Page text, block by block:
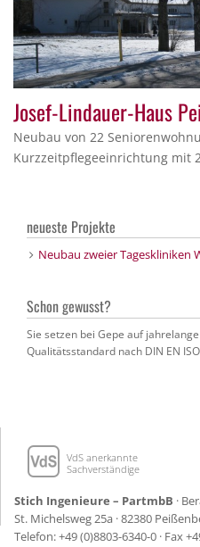
Josef-Lindauer-Haus
Neubau von 22
Kurzzeitpflegeeinrichtung mit
neueste Projekte
Neubau zweier Tageskliniken
Schon gewusst?
Sie setzen bei Gepe auf
Qualitätsstandard nach DIN EN
VdS anerkannte
Sachverständige
Stich Ingenieure – PartmbB ·
St. Michelsweg 25a · 82380
Telefon: +49 (0)8803-6340-0 · Fax